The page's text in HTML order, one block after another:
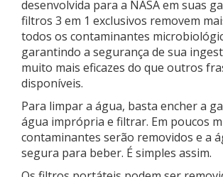
desenvolvida para a NASA em suas
filtros 3 em 1 exclusivos removem
todos os contaminantes
garantindo a segurança de sua
muito mais eficazes do que outros
disponíveis.
Para limpar a água, basta encher a
água imprópria e filtrar. Em poucos
contaminantes serão removidos e a
segura para beber. É simples assim.